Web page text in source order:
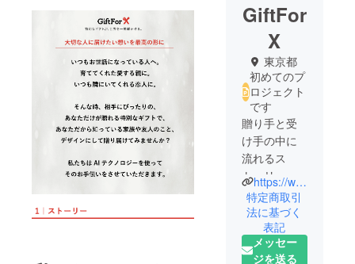
GiftFor
X
東京都
初めてのプ
ロジェクト
です
贈り手と受
け手の中に
流れるス
トーリーを
ギフトに。
先端テクノ
ロジーを活
用して、"私
https://www.instagram.com/giftforx.official/
特定商取引
法に基づく
表記
メッセー
ジを送る